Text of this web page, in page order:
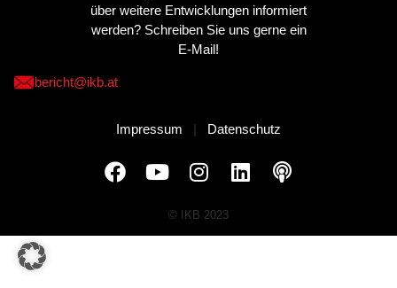
über weitere Entwicklungen informiert
werden? Schreiben Sie uns gerne ein
E-Mail!
bericht@ikb.at
Impressum | Datenschutz
© IKB 2023